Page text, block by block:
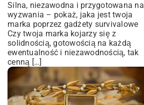
Silna, niezawodna i przygotowana na
wyzwania – pokaż, jaka jest twoja
marka poprzez gadżety survivalowe
Czy twoja marka kojarzy się z
solidnością, gotowością na każdą
ewentualność i niezawodnością, tak
cenną […]